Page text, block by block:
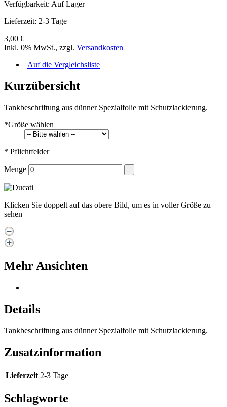
Verfügbarkeit: Auf Lager
Lieferzeit: 2-3 Tage
3,00 €
Inkl. 0% MwSt., zzgl. Versandkosten
| Auf die Vergleichsliste
Kurzübersicht
Tankbeschriftung aus dünner Spezialfolie mit Schutzlackierung.
*Größe wählen
* Pflichtfelder
Menge
Klicken Sie doppelt auf das obere Bild, um es in voller Größe zu
sehen
Mehr Ansichten
Details
Tankbeschriftung aus dünner Spezialfolie mit Schutzlackierung.
Zusatzinformation
Lieferzeit 2-3 Tage
Schlagworte